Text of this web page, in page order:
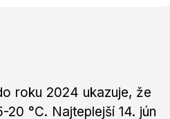
roku 2024 ukazuje, že
°C. Najteplejší 14. jún